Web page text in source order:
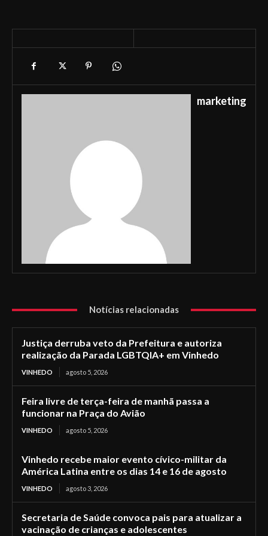
marketing
Notícias relacionadas
Justiça derruba veto da Prefeitura e autoriza
realização da Parada LGBTQIA+ em Vinhedo
VINHEDO agosto 5, 2026
Feira livre de terça-feira de manhã passa a
funcionar na Praça do Avião
VINHEDO agosto 5, 2026
Vinhedo recebe maior evento cívico-militar da
América Latina entre os dias 14 e 16 de agosto
VINHEDO agosto 3, 2026
Secretaria de Saúde convoca pais para atualizar a
vacinação de crianças e adolescentes